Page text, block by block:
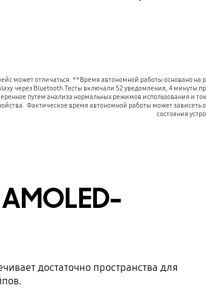
может отличаться. **Время автономной работы основано на
через Bluetooth.Тесты включали 52 уведомления, 4 минуты
путем анализа нормальных режимов использования и
Фактическое время автономной работы может
состояния
достаточно пространства для